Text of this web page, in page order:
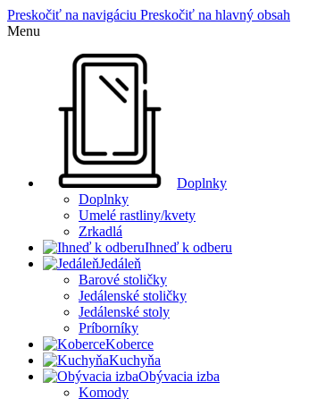
Preskočiť na navigáciu Preskočiť na hlavný obsah
Menu
Doplnky
Doplnky
Umelé rastliny/kvety
Zrkadlá
Ihneď k odberu
Jedáleň
Barové stoličky
Jedálenské stoličky
Jedálenské stoly
Príborníky
Koberce
Kuchyňa
Obývacia izba
Komody